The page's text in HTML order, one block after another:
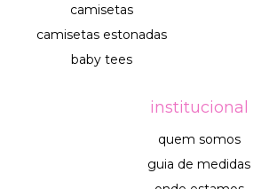
camisetas
camisetas estonadas
baby tees
institucional
quem somos
guia de medidas